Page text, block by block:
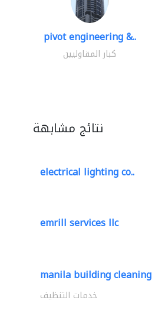
pivot engineering &..
كبار المقاوليين
نتائج مشابهة
electrical lighting co..
emrill services llc
manila building cleaning
خدمات التنظيف